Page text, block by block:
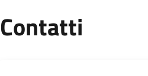
Contatti